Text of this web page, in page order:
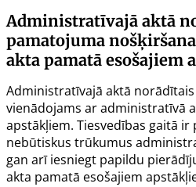
Administratīvajā aktā
pamatojuma
akta pamatā esošajiem
Administratīvajā aktā
vienādojams ar administratīvā
apstākļiem. Tiesvedības gaitā
nebūtiskus trūkumus
gan arī iesniegt papildu
akta pamatā esošajiem